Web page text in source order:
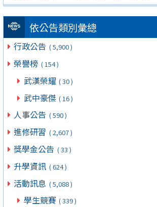
依公告類別彙總
行政公告 ( 5,900 )
榮譽榜 ( 154 )
武漢榮耀 ( 30 )
武中豪傑 ( 16 )
人事公告 ( 590 )
進修研習 ( 2,607 )
獎學金公告 ( 33 )
升學資訊 ( 624 )
活動訊息 ( 5,088 )
學生競賽 ( 339 )